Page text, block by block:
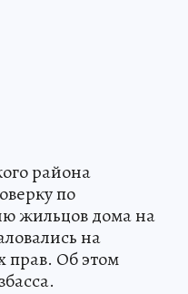
района
по
жильцов дома на
на
Об этом